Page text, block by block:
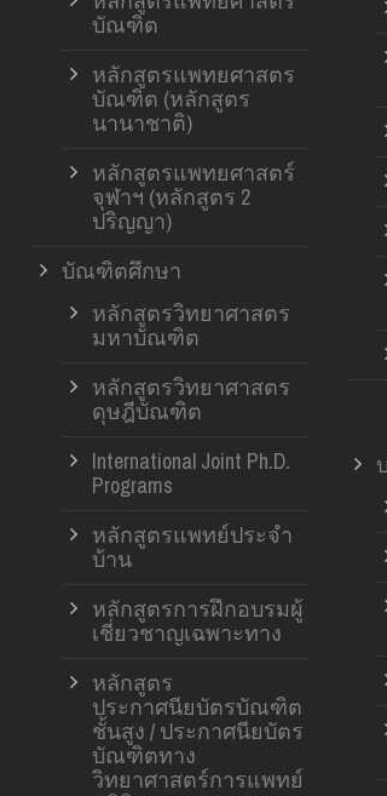
บัณฑิต
หลักสูตรแพทยศาสตร
บัณฑิต (หลักสูตร
นานาชาติ)
หลักสูตรแพทยศาสตร์
จุฬาฯ (หลักสูตร 2
ปริญญา)
บัณฑิตศึกษา
หลักสูตรวิทยาศาสตร
มหาบัณฑิต
หลักสูตรวิทยาศาสตร
ดุษฎีบัณฑิต
International Joint Ph.D.
Programs
หลักสูตรแพทย์ประจำ
บ้าน
หลักสูตรการฝึกอบรมผู้
เชี่ยวชาญเฉพาะทาง
หลักสูตร
ประกาศนียบัตรบัณฑิต
ชั้นสูง / ประกาศนียบัตร
บัณฑิตทาง
วิทยาศาสตร์การแพทย์